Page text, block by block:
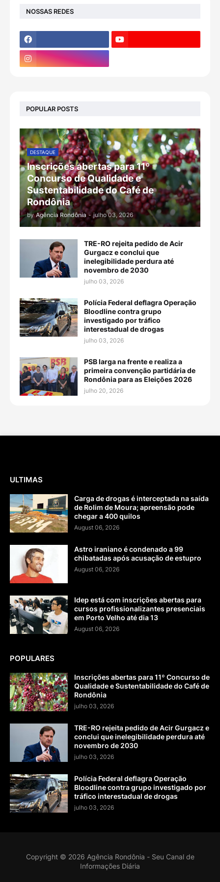
NOSSAS REDES
POPULAR POSTS
DESTAQUE
Inscrições abertas para 11º
Concurso de Qualidade e
Sustentabilidade do Café de
Rondônia
by Agência Rondônia - julho 03, 2026
TRE-RO rejeita pedido de Acir
Gurgacz e conclui que
inelegibilidade perdura até
novembro de 2030
julho 03, 2026
Polícia Federal deflagra Operação
Bloodline contra grupo
investigado por tráfico
interestadual de drogas
julho 03, 2026
PSB larga na frente e realiza a
primeira convenção partidária de
Rondônia para as Eleições 2026
julho 20, 2026
ULTIMAS
Carga de drogas é interceptada na saída
de Rolim de Moura; apreensão pode
chegar a 400 quilos
August 06, 2026
Astro iraniano é condenado a 99
chibatadas após acusação de estupro
August 06, 2026
Idep está com inscrições abertas para
cursos profissionalizantes presenciais
em Porto Velho até dia 13
August 06, 2026
POPULARES
Inscrições abertas para 11º Concurso de
Qualidade e Sustentabilidade do Café de
Rondônia
julho 03, 2026
TRE-RO rejeita pedido de Acir Gurgacz e
conclui que inelegibilidade perdura até
novembro de 2030
julho 03, 2026
Polícia Federal deflagra Operação
Bloodline contra grupo investigado por
tráfico interestadual de drogas
julho 03, 2026
Copyright © 2026 Agência Rondônia - Seu Canal de
Informações Diária